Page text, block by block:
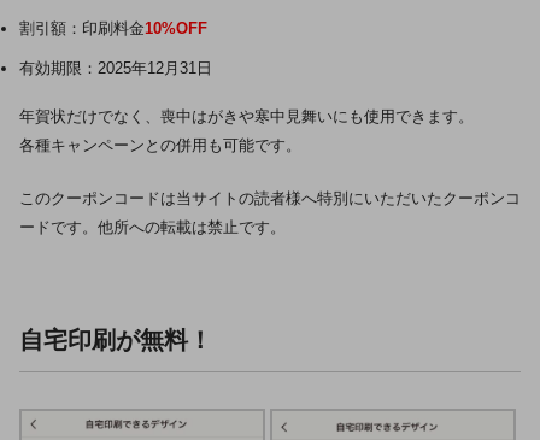
割引額：印刷料金10%OFF
有効期限：2025年12月31日
年賀状だけでなく、喪中はがきや寒中見舞いにも使用できます。
各種キャンペーンとの併用も可能です。
このクーポンコードは当サイトの読者様へ特別にいただいたクーポンコ
ードです。他所への転載は禁止です。
自宅印刷が無料！